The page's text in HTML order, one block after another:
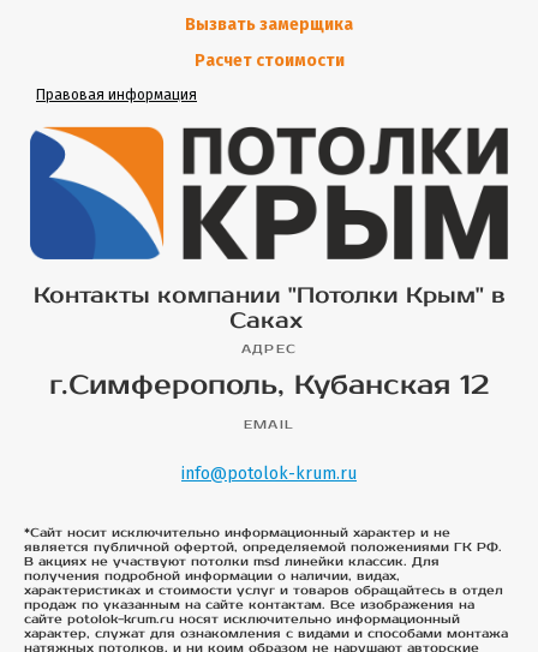
Вызвать замерщика
Расчет стоимости
Правовая информация
Контакты компании "Потолки Крым" в
Саках
АДРЕС
г.Симферополь, Кубанская 12
EMAIL
info@potolok-krum.ru
*Сайт носит исключительно информационный характер и не
является публичной офертой, определяемой положениями ГК РФ.
В акциях не участвуют потолки msd линейки классик. Для
получения подробной информации о наличии, видах,
характеристиках и стоимости услуг и товаров обращайтесь в отдел
продаж по указанным на сайте контактам. Все изображения на
сайте potolok-krum.ru носят исключительно информационный
характер, служат для ознакомления с видами и способами монтажа
натяжных потолков, и ни коим образом не нарушают авторские